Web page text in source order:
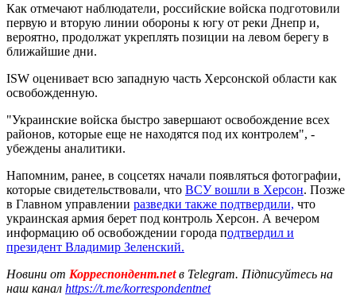
Как отмечают наблюдатели, российские войска подготовили
первую и вторую линии обороны к югу от реки Днепр и,
вероятно, продолжат укреплять позиции на левом берегу в
ближайшие дни.
ISW оценивает всю западную часть Херсонской области как
освобожденную.
"Украинские войска быстро завершают освобождение всех
районов, которые еще не находятся под их контролем", -
убеждены аналитики.
Напомним, ранее, в соцсетях начали появляться фотографии,
которые свидетельствовали, что ВСУ вошли в Херсон. Позже
в Главном управлении разведки также подтвердили, что
украинская армия берет под контроль Херсон. А вечером
информацию об освобождении города подтвердил и
президент Владимир Зеленский.
Новини от Корреспондент.netв Telegram. Підписуйтесь на
наш канал https://t.me/korrespondentnet